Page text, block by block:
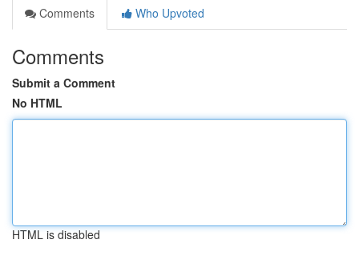
Comments
Who Upvoted
Comments
Submit a Comment
No HTML
HTML is disabled